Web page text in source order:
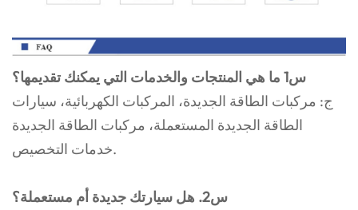
س1 ما هي المنتجات والخدمات التي يمكنك تقديمها؟
ج: مركبات الطاقة الجديدة، المركبات الكهربائية، سيارات
الطاقة الجديدة المستعملة، مركبات الطاقة الجديدة
خدمات التخصيص.
س2. هل سيارتك جديدة أم مستعملة؟